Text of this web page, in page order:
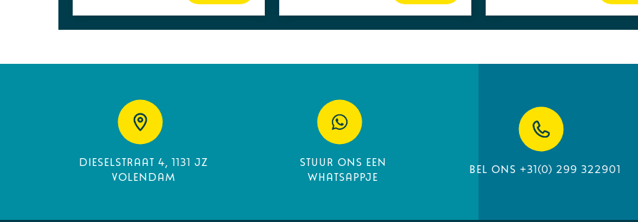
Dieselstraat 4, 1131 JZ
Volendam
Stuur ons een
Whatsappje
Bel ons +31(0) 299 322901